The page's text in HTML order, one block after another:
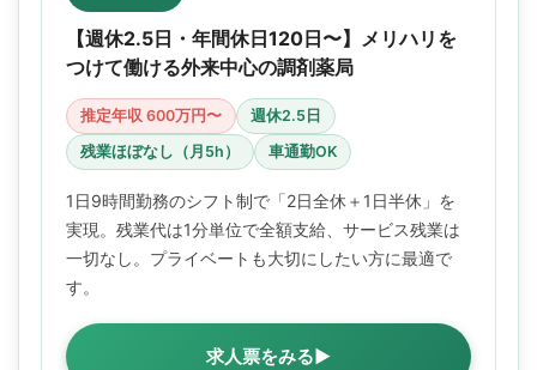
【週休2.5日・年間休日120日〜】メリハリを
つけて働ける外来中心の調剤薬局
推定年収 600万円〜
週休2.5日
残業ほぼなし（月5h）
車通勤OK
1日9時間勤務のシフト制で「2日全休＋1日半休」を
実現。残業代は1分単位で全額支給、サービス残業は
一切なし。プライベートも大切にしたい方に最適で
す。
求人票をみる▶